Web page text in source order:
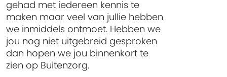
gehad met iedereen kennis te
maken maar veel van jullie hebben
we inmiddels ontmoet. Hebben we
jou nog niet uitgebreid gesproken
dan hopen we jou binnenkort te
zien op Buitenzorg.